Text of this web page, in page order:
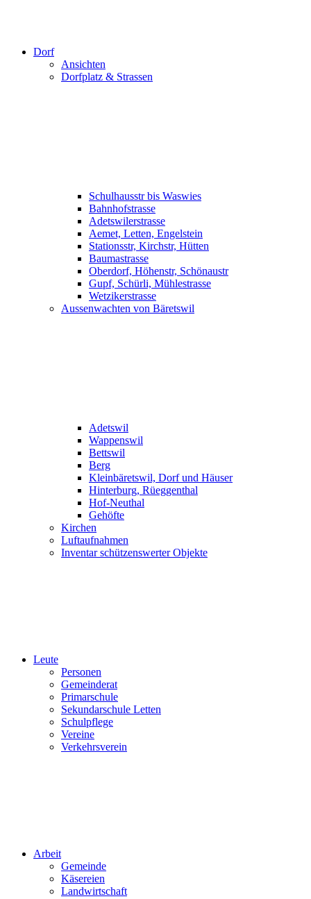
Dorf
Ansichten
Dorfplatz & Strassen
Schulhausstr bis Waswies
Bahnhofstrasse
Adetswilerstrasse
Aemet, Letten, Engelstein
Stationsstr, Kirchstr, Hütten
Baumastrasse
Oberdorf, Höhenstr, Schönaustr
Gupf, Schürli, Mühlestrasse
Wetzikerstrasse
Aussenwachten von Bäretswil
Adetswil
Wappenswil
Bettswil
Berg
Kleinbäretswil, Dorf und Häuser
Hinterburg, Rüeggenthal
Hof-Neuthal
Gehöfte
Kirchen
Luftaufnahmen
Inventar schützenswerter Objekte
Leute
Personen
Gemeinderat
Primarschule
Sekundarschule Letten
Schulpflege
Vereine
Verkehrsverein
Arbeit
Gemeinde
Käsereien
Landwirtschaft